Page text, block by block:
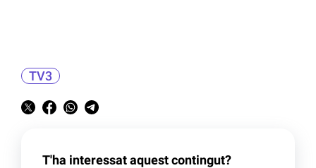
TV3
T'ha interessat aquest contingut?